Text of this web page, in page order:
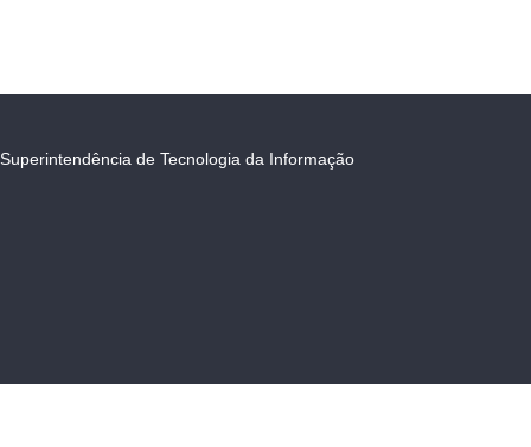
Superintendência de Tecnologia da Informação